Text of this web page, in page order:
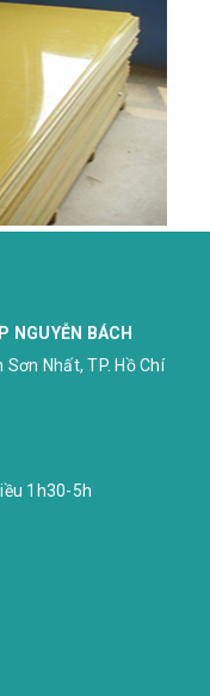
NGUYỄN BÁCH
Nhất, TP. Hồ Chí
1h30-5h